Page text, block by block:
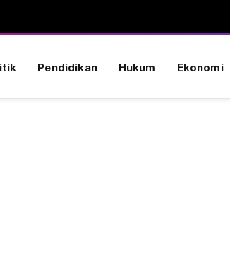
Pendidikan Hukum Ekonomi